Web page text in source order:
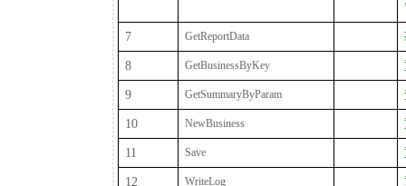
7 GetReportData
8 GetBusinessByKey
9 GetSummaryByParam
10 NewBusiness
11 Save
12 WriteLog